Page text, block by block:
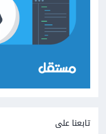
تابعنا على